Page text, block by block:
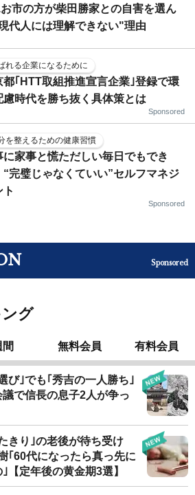
市の方が柴田勝家との自害を選ん
代人には理解できない"理由
れる企業になるために
都｢HTT取組推進宣言企業｣登録で環
慮時代を勝ち抜く具体策とは
Sponsored
を整えるための健康習慣
に家事と慌ただしい毎日でもでき
“完璧じゃなくていい”セルフマネジ
ト
Sponsored
Sponsored
グ
間 無料会員 有料会員
び｣でも｢秀吉の一人勝ち｣
で信長の息子2人が争っ
り｣の老後が待ち受け
｢60代になったら真っ先に
【定年後の黄金期3選】